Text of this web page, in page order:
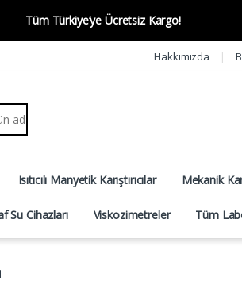
Tüm Türkiye’ye Ücretsiz Kargo!
Hakkımızda
Isıtıcılı Manyetik Karıştırıcılar Mekanik
Su Cihazları Viskozimetreler Tüm